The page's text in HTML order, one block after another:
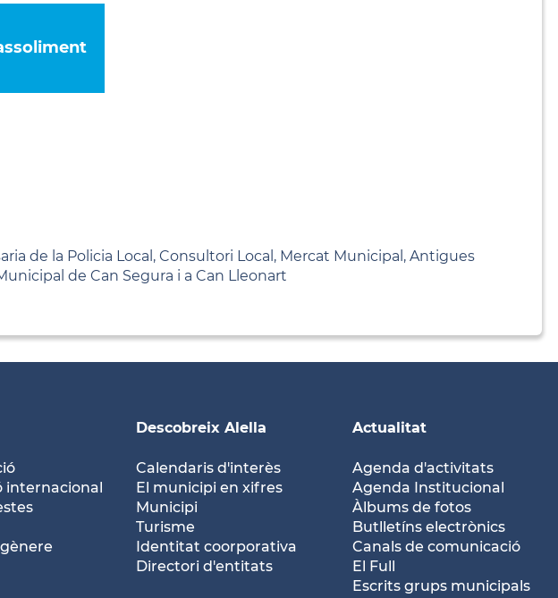
de la Policia Local, Consultori Local, Mercat Municipal, Antigues
de Can Segura i a Can Lleonart
internacional
Descobreix Alella
Calendaris d'interès
El municipi en xifres
Municipi
Turisme
Identitat coorporativa
Directori d'entitats
Actualitat
Agenda d'activitats
Agenda Institucional
Àlbums de fotos
Butlletíns electrònics
Canals de comunicació
El Full
Escrits grups municipals